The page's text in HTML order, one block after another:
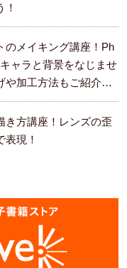
のメイキング講座！Ph
ャラと背景をなじませ
や加工方法もご紹介し
き方講座！レンズの歪
表現！